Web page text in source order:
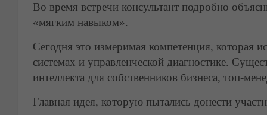
Во время встречи консультант подробно
«мягким навыком».
Сегодня это измеримая компетенция, которая
системах и управленческой диагностике.
интеллекта для собственников бизнеса, топ-
Главная идея, которую пытались донести